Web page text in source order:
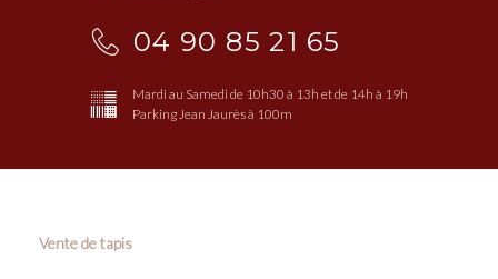
04 90 85 21 65
Mardi au Samedi de 10h30 à 13h et de 14h à 19h
Parking Jean Jaurès à 100m
Vente de tapis